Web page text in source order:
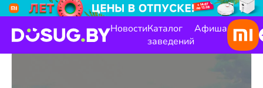
НовостиКаталог
заведений
Афиша